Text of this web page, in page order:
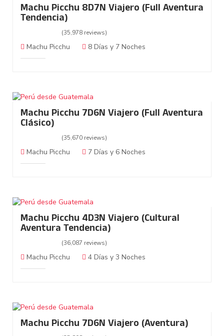
Machu Picchu 8D7N Viajero (Full Aventura
Tendencia)
(35,978 reviews)
Machu Picchu 8 Días y 7 Noches
Machu Picchu 7D6N Viajero (Full Aventura
Clásico)
(35,670 reviews)
Machu Picchu 7 Días y 6 Noches
Machu Picchu 4D3N Viajero (Cultural
Aventura Tendencia)
(36,087 reviews)
Machu Picchu 4 Días y 3 Noches
Machu Picchu 7D6N Viajero (Aventura)